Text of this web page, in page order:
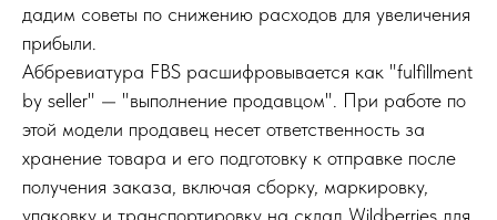
дадим советы по снижению расходов для увеличения
прибыли.
Аббревиатура FBS расшифровывается как "fulfillment
by seller" — "выполнение продавцом". При работе по
этой модели продавец несет ответственность за
хранение товара и его подготовку к отправке после
получения заказа, включая сборку, маркировку,
упаковку и транспортировку на склад Wildberries для